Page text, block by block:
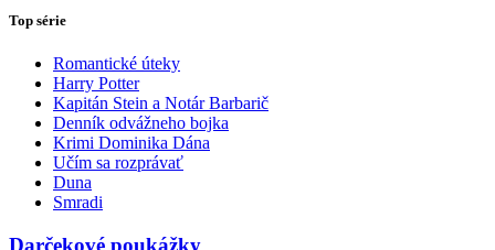
Top série
Romantické úteky
Harry Potter
Kapitán Stein a Notár Barbarič
Denník odvážneho bojka
Krimi Dominika Dána
Učím sa rozprávať
Duna
Smradi
Darčekové poukážky